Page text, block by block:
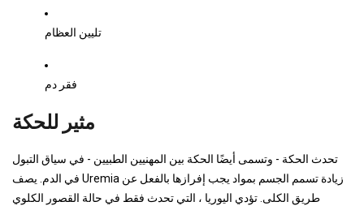
تليين العظام
فقر دم
مثير للحكة
تحدث الحكة - وتسمى أيضًا الحكة بين المهنيين الطبيين - في سياق التبول
في الدم. يصف Uremia زيادة تسمم الجسم بمواد يجب إفرازها بالفعل عن
طريق الكلى. تؤدي اليوريا ، التي تحدث فقط في حالة القصور الكلوي